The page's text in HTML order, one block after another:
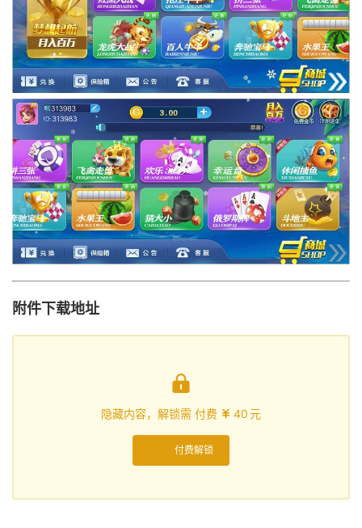
附件下载地址

隐藏内容，解锁需 付费  40元
付费解锁